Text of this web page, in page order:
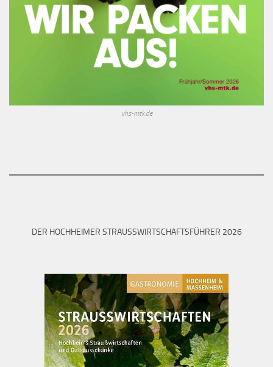
vhs-mtk.de
DER HOCHHEIMER STRAUSSWIRTSCHAFTSFÜHRER 2026